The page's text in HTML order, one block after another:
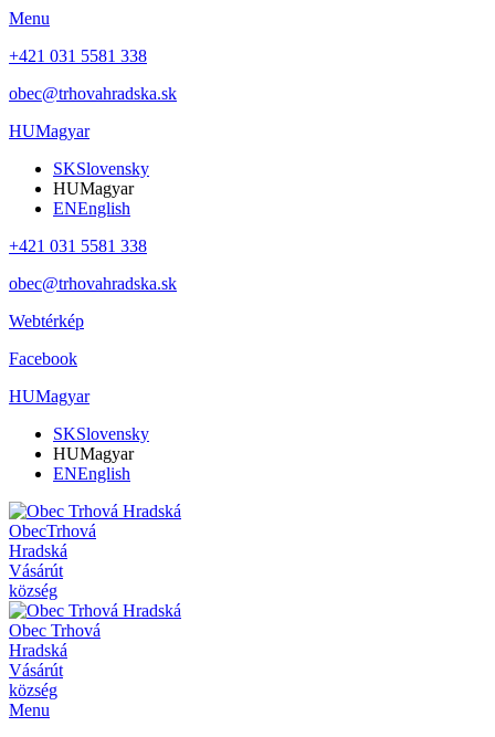
Menu
+421 031 5581 338
obec@trhovahradska.sk
HUMagyar
SKSlovensky
HUMagyar
ENEnglish
+421 031 5581 338
obec@trhovahradska.sk
Webtérkép
Facebook
HUMagyar
SKSlovensky
HUMagyar
ENEnglish
ObecTrhová
Hradská
Vásárút
község
Obec Trhová
Hradská
Vásárút
község
Menu